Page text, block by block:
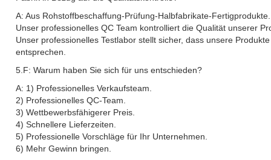
A: Aus Rohstoffbeschaffung-Prüfung-Halbfabrikate-Fertigprodukte.
Unser professionelles QC Team kontrolliert die Qualität unserer
Unser professionelles Testlabor stellt sicher, dass unsere
entsprechen.
5.F: Warum haben Sie sich für uns entschieden?
A: 1) Professionelles Verkaufsteam.
2) Professionelles QC-Team.
3) Wettbewerbsfähigerer Preis.
4) Schnellere Lieferzeiten.
5) Professionelle Vorschläge für Ihr Unternehmen.
6) Mehr Gewinn bringen.